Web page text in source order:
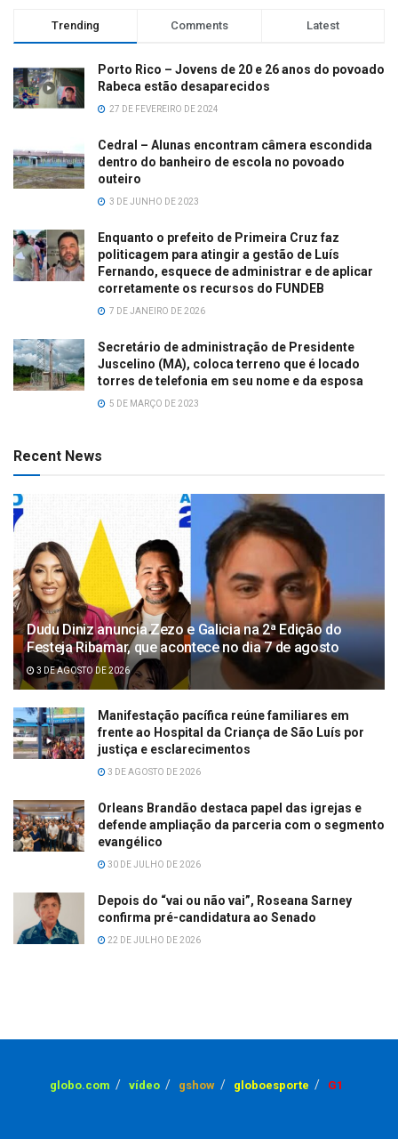
Trending Comments Latest
Porto Rico – Jovens de 20 e 26 anos do povoado
Rabeca estão desaparecidos
27 DE FEVEREIRO DE 2024
Cedral – Alunas encontram câmera escondida
dentro do banheiro de escola no povoado
outeiro
3 DE JUNHO DE 2023
Enquanto o prefeito de Primeira Cruz faz
politicagem para atingir a gestão de Luís
Fernando, esquece de administrar e de aplicar
corretamente os recursos do FUNDEB
7 DE JANEIRO DE 2026
Secretário de administração de Presidente
Juscelino (MA), coloca terreno que é locado
torres de telefonia em seu nome e da esposa
5 DE MARÇO DE 2023
Recent News
Dudu Diniz anuncia Zezo e Galicia na 2ª Edição do
Festeja Ribamar, que acontece no dia 7 de agosto
3 DE AGOSTO DE 2026
Manifestação pacífica reúne familiares em
frente ao Hospital da Criança de São Luís por
justiça e esclarecimentos
3 DE AGOSTO DE 2026
Orleans Brandão destaca papel das igrejas e
defende ampliação da parceria com o segmento
evangélico
30 DE JULHO DE 2026
Depois do “vai ou não vai”, Roseana Sarney
confirma pré-candidatura ao Senado
22 DE JULHO DE 2026
globo.com vídeo gshow globoesporte G1